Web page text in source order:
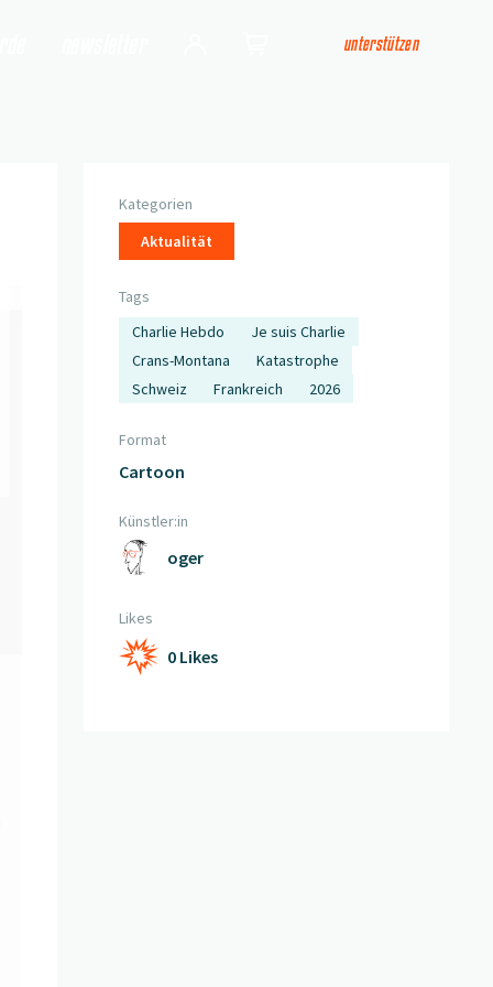
unterstützen
Kategorien
Aktualität
Tags
Charlie Hebdo
Je suis Charlie
Crans-Montana
Katastrophe
Schweiz
Frankreich 2026
Format
Cartoon
Künstler:in
oger
Likes
0 Likes